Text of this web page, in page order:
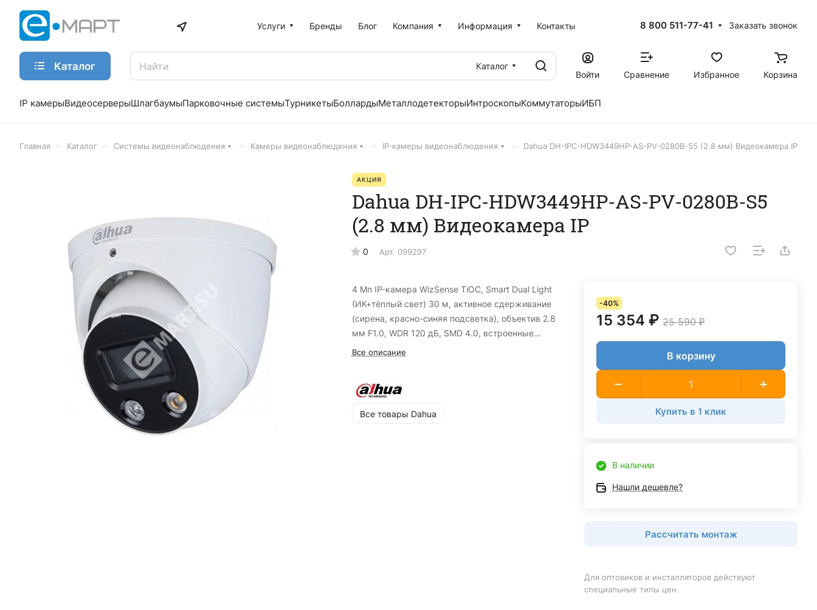
Услуги Бренды Блог Компания Информация Контакты 8 800 511-77-41 Заказать звонок
Каталог
Каталог
Войти
Сравнение Избранное Корзина
IP камерыВидеосерверыШлагбаумыПарковочные системыТурникетыБоллардыМеталлодетекторыИнтроскопыКоммутаторыИБП
Главная Каталог Системы видеонаблюдения Камеры видеонаблюдения IP-камеры видеонаблюдения Dahua DH-IPC-HDW3449HP-AS-PV-0280B-S5 (2.8 мм) Видеокамера IP
АКЦИЯ
Dahua DH-IPC-HDW3449HP-AS-PV-0280B-S5
(2.8 мм) Видеокамера IP
0 Арт. 099297
4 Мп IP-камера WizSense TiOC, Smart Dual Light
(ИК+тёплый свет) 30 м, активное сдерживание
(сирена, красно-синяя подсветка), объектив 2.8
мм F1.0, WDR 120 дБ, SMD 4.0, встроенные
микрофон и динамик, Micro SD, PoE, IP67
Все описание
Все товары Dahua
-40%
15 354 ₽ 25 590 ₽
В корзину
Купить в 1 клик
В наличии
Нашли дешевле?
Рассчитать монтаж
Для оптовиков и инсталляторов действуют
специальные типы цен.